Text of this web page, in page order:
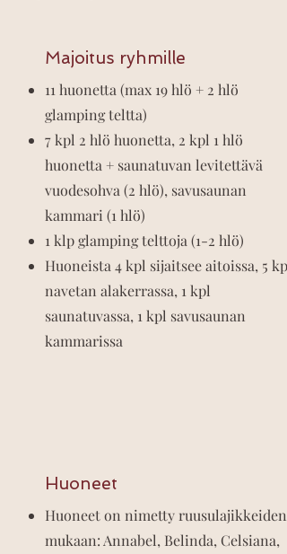
Majoitus ryhmille
11 huonetta (max 19 hlö + 2 hlö
glamping teltta)
7 kpl 2 hlö huonetta, 2 kpl 1 hlö
huonetta + saunatuvan levitettävä
vuodesohva (2 hlö), savusaunan
kammari (1 hlö)
1 klp glamping telttoja (1-2 hlö)
Huoneista 4 kpl sijaitsee aitoissa, 5 kpl
navetan alakerrassa, 1 kpl
saunatuvassa, 1 kpl savusaunan
kammarissa
Huoneet
Huoneet on nimetty ruusulajikkeiden
mukaan: Annabel, Belinda, Celsiana,